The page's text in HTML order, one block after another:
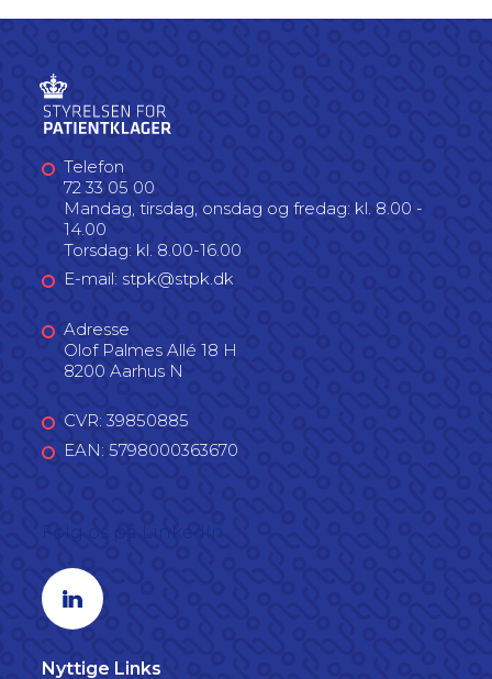
Telefon
72 33 05 00
Mandag, tirsdag, onsdag og fredag: kl. 8.00 -
14.00
Torsdag: kl. 8.00-16.00
E-mail: stpk@stpk.dk
Adresse
Olof Palmes Allé 18 H
8200 Aarhus N
CVR: 39850885
EAN: 5798000363670
Linkedin profil
Nyttige Links